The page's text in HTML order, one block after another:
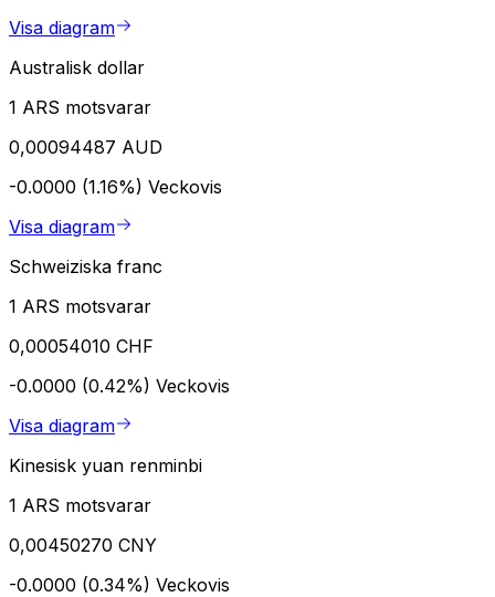
Visa diagram
Australisk dollar
1 ARS motsvarar
0,00094487 AUD
-0.0000 (1.16%) Veckovis
Visa diagram
Schweiziska franc
1 ARS motsvarar
0,00054010 CHF
-0.0000 (0.42%) Veckovis
Visa diagram
Kinesisk yuan renminbi
1 ARS motsvarar
0,00450270 CNY
-0.0000 (0.34%) Veckovis